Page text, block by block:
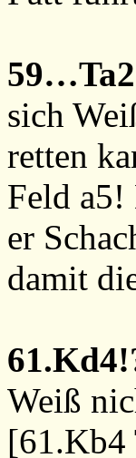
sich
retten
Feld a5!
er
damit
Weiß
[61.Kb4